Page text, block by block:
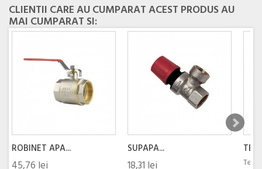
CLIENTII CARE AU CUMPARAT ACEST PRODUS AU
MAI CUMPARAT SI:
ROBINET APA...
45,76 lei
SUPAPA...
18,31 lei